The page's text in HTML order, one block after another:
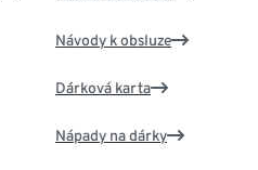
Návody k obsluze
Dárková karta
Nápady na dárky